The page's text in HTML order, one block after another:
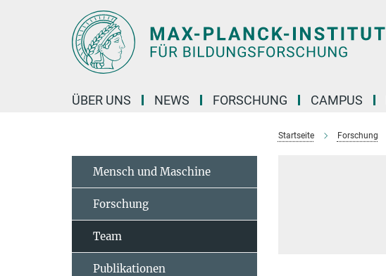
ÜBER UNS NEWS FORSCHUNG CAMPUS
Startseite Forschung
Mensch und Maschine
Forschung
Team
Publikationen